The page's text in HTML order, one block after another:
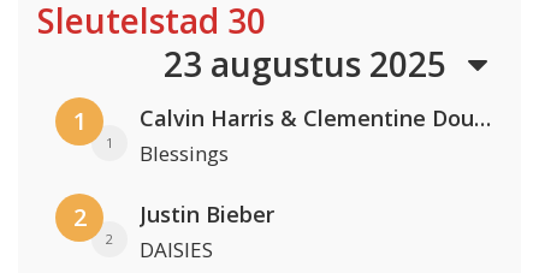
Sleutelstad 30
23 augustus 2025
1
1
Calvin Harris & Clementine Douglas
Blessings
2
2
Justin Bieber
DAISIES